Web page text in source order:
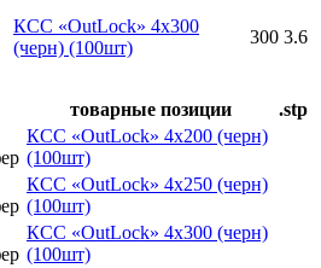
КСС «OutLock» 4x300
(черн) (100шт)
300 3.6
товарные позиции
.stp
КСС «OutLock» 4x200 (черн)
(100шт)
КСС «OutLock» 4x250 (черн)
(100шт)
КСС «OutLock» 4x300 (черн)
(100шт)